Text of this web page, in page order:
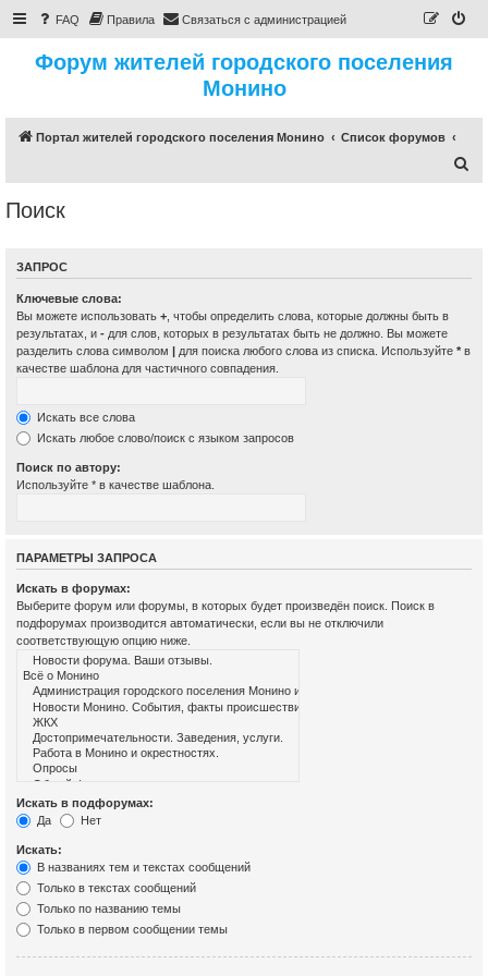
FAQ Правила Связаться с администрацией
Форум жителей городского поселения
Монино
Портал жителей городского поселения Монино
Список форумов
Поиск
ЗАПРОС
Ключевые слова:
Вы можете использовать + , чтобы определить слова, которые должны быть в
результатах, и - для слов, которых в результатах быть не должно. Вы можете
разделить слова символом | для поиска любого слова из списка. Используйте * в
качестве шаблона для частичного совпадения.
Искать все слова
Искать любое слово/поиск с языком запросов
Поиск по автору:
Используйте * в качестве шаблона.
ПАРАМЕТРЫ ЗАПРОСА
Искать в форумах:
Выберите форум или форумы, в которых будет произведён поиск. Поиск в
подфорумах производится автоматически, если вы не отключили
соответствующую опцию ниже.
Искать в подфорумах:
Да
Нет
Искать:
В названиях тем и текстах сообщений
Только в текстах сообщений
Только по названию темы
Только в первом сообщении темы